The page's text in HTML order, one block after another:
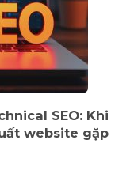
SEO: Khi
website gặp